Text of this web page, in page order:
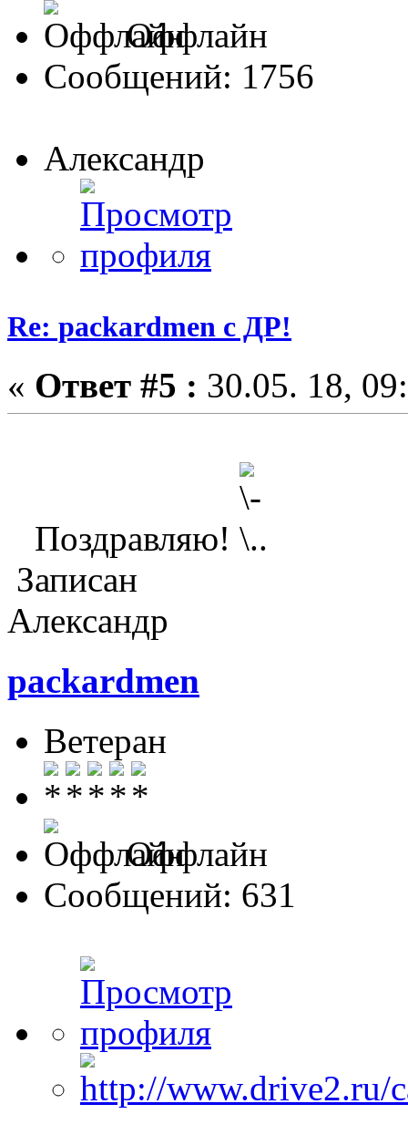
Оффлайн
Сообщений: 1756
Александр
Re: packardmen с ДР!
« Ответ #5 : 30.05. 18,
Поздравляю!
Записан
Александр
packardmen
Ветеран
Оффлайн
Сообщений: 631